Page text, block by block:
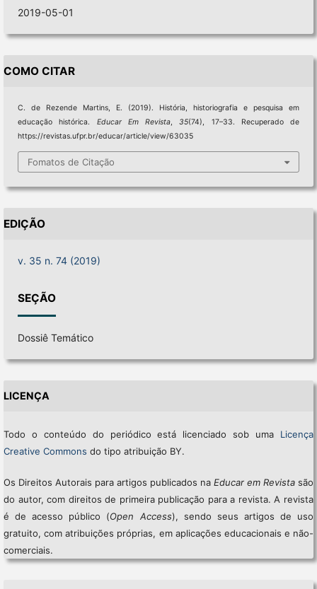
2019-05-01
COMO CITAR
C. de Rezende Martins, E. (2019). História, historiografia e pesquisa em
educação histórica. Educar Em Revista,35(74), 17–33. Recuperado de
https://revistas.ufpr.br/educar/article/view/63035
Fomatos de Citação
EDIÇÃO
v. 35 n. 74 (2019)
SEÇÃO
Dossiê Temático
LICENÇA
Todo o conteúdo do periódico está licenciado sob uma Licença
Creative Commons do tipo atribuição BY.
Os Direitos Autorais para artigos publicados naEducar em Revista são
do autor, com direitos de primeira publicação para a revista. A revista
é de acesso público (Open Access), sendo seus artigos de uso
gratuito, com atribuições próprias, em aplicações educacionais e não-
comerciais.